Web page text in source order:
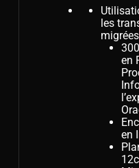
les
migrées
en
en
12c